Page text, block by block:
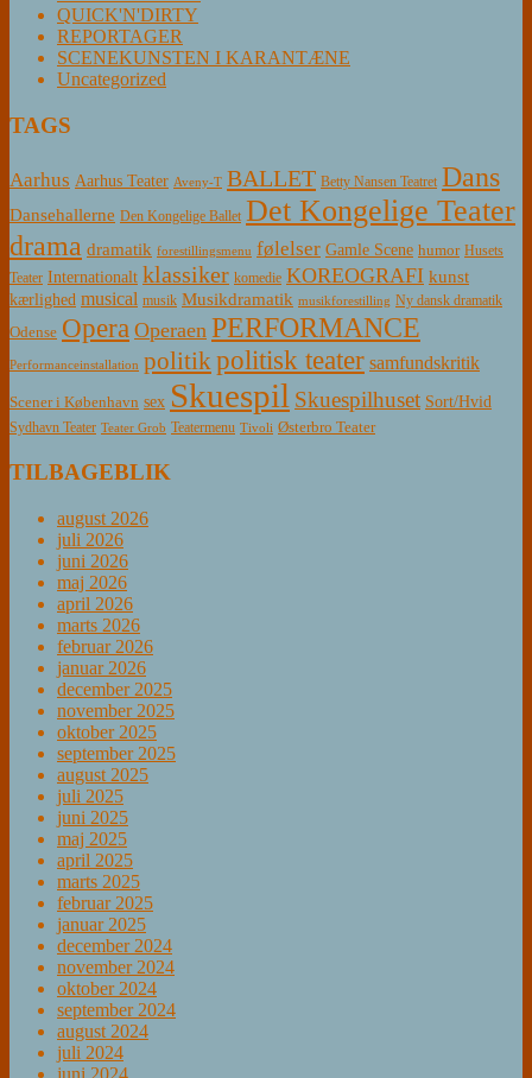
QUICK'N'DIRTY
REPORTAGER
SCENEKUNSTEN I KARANTÆNE
Uncategorized
TAGS
Aarhus Aarhus Teater Aveny-T BALLET Betty Nansen Teatret Dans
Dansehallerne Den Kongelige Ballet Det Kongelige Teater
drama dramatik forestillingsmenu følelser Gamle Scene humor Husets
Teater Internationalt klassiker komedie KOREOGRAFI kunst
kærlighed musical musik Musikdramatik musikforestilling Ny dansk dramatik
Odense Opera Operaen PERFORMANCE
Performanceinstallation politikpolitisk teater samfundskritik
Scener i København sex Skuespil Skuespilhuset Sort/Hvid
Sydhavn Teater Teater Grob Teatermenu Tivoli Østerbro Teater
TILBAGEBLIK
august 2026
juli 2026
juni 2026
maj 2026
april 2026
marts 2026
februar 2026
januar 2026
december 2025
november 2025
oktober 2025
september 2025
august 2025
juli 2025
juni 2025
maj 2025
april 2025
marts 2025
februar 2025
januar 2025
december 2024
november 2024
oktober 2024
september 2024
august 2024
juli 2024
juni 2024